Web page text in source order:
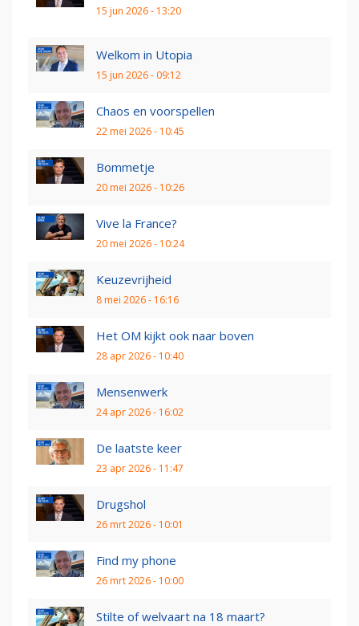
15 jun 2026 - 13:20
Welkom in Utopia
15 jun 2026 - 09:12
Chaos en voorspellen
22 mei 2026 - 10:45
Bommetje
20 mei 2026 - 10:26
Vive la France?
20 mei 2026 - 10:24
Keuzevrijheid
8 mei 2026 - 16:16
Het OM kijkt ook naar boven
28 apr 2026 - 10:40
Mensenwerk
24 apr 2026 - 16:02
De laatste keer
23 apr 2026 - 11:47
Drugshol
26 mrt 2026 - 10:01
Find my phone
26 mrt 2026 - 10:00
Stilte of welvaart na 18 maart?